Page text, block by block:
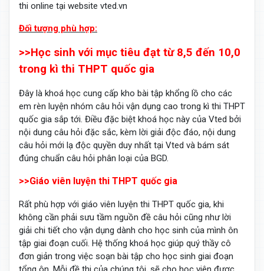
thi online tại website vted.vn
Đối tượng phù hợp:
>>Học sinh với mục tiêu đạt từ 8,5 đến 10,0
trong kì thi THPT quốc gia
Đây là khoá học cung cấp kho bài tập khổng lồ cho các
em rèn luyện nhóm câu hỏi vận dụng cao trong kì thi THPT
quốc gia sắp tới. Điều đặc biệt khoá học này của Vted bởi
nội dung câu hỏi đặc sắc, kèm lời giải độc đáo, nội dung
câu hỏi mới lạ độc quyền duy nhất tại Vted và bám sát
đúng chuẩn câu hỏi phân loại của BGD.
>>Giáo viên luyện thi THPT quốc gia
Rất phù hợp với giáo viên luyện thi THPT quốc gia, khi
không cần phải sưu tầm nguồn đề câu hỏi cũng như lời
giải chi tiết cho vận dụng dành cho học sinh của mình ôn
tập giai đoạn cuối. Hệ thống khoá học giúp quý thầy cô
đơn giản trong việc soạn bài tập cho học sinh giai đoạn